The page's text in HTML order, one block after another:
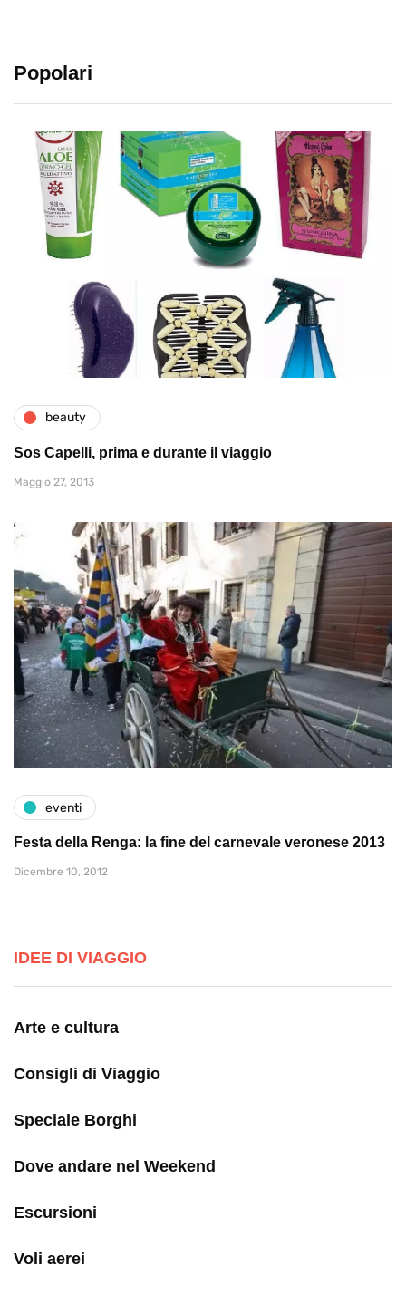
Popolari
beauty
Sos Capelli, prima e durante il viaggio
Maggio 27, 2013
eventi
Festa della Renga: la fine del carnevale veronese 2013
Dicembre 10, 2012
IDEE DI VIAGGIO
Arte e cultura
Consigli di Viaggio
Speciale Borghi
Dove andare nel Weekend
Escursioni
Voli aerei